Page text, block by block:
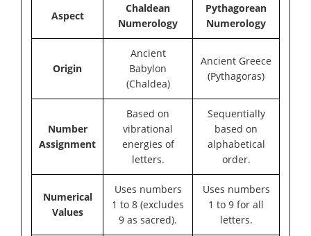
Aspect
Chaldean
Numerology
Pythagorean
Numerology
Origin
Ancient
Babylon
(Chaldea)
Ancient Greece
(Pythagoras)
Number
Assignment
Based on
vibrational
energies of
letters.
Sequentially
based on
alphabetical
order.
Numerical
Values
Uses numbers
1 to 8 (excludes
9 as sacred).
Uses numbers
1 to 9 for all
letters.